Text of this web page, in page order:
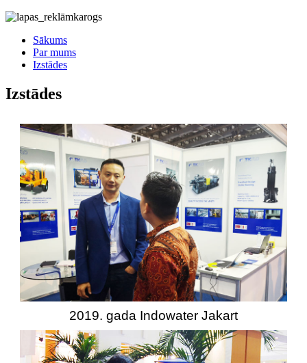
Sākums
Par mums
Izstādes
Izstādes
2019. gada Indowater Jakart